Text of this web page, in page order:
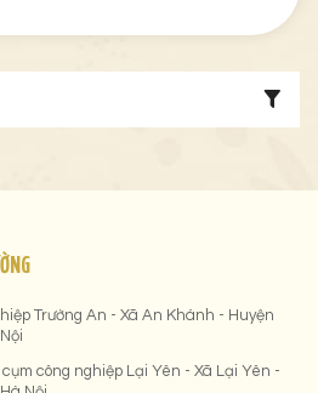
Trường An - Xã An Khánh - Huyện
cụm công nghiệp Lại Yên - Xã Lại Yên -